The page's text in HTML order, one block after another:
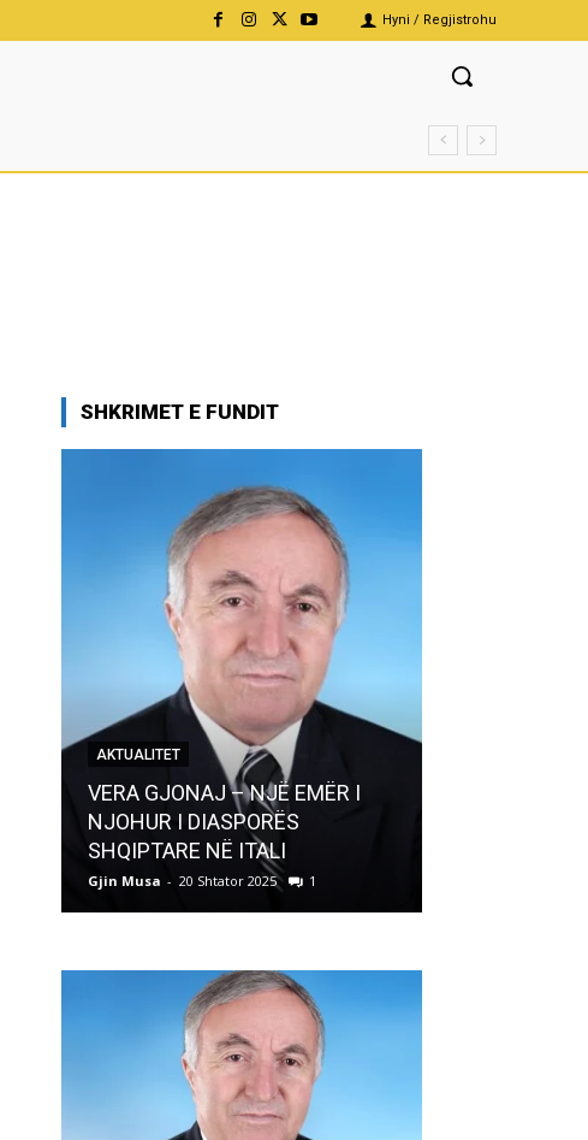
Hyni / Regjistrohu
SHKRIMET E FUNDIT
AKTUALITET
VERA GJONAJ – NJË EMËR I
NJOHUR I DIASPORËS
SHQIPTARE NË ITALI
Gjin Musa - 20 Shtator 2025 1